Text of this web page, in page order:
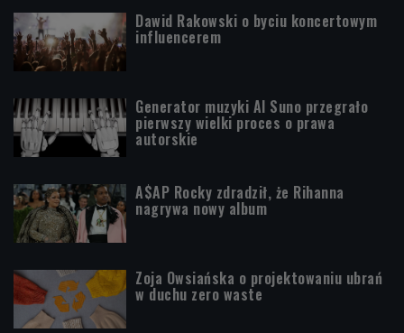
Dawid Rakowski o byciu koncertowym
influencerem
Generator muzyki AI Suno przegrało
pierwszy wielki proces o prawa
autorskie
A$AP Rocky zdradził, że Rihanna
nagrywa nowy album
Zoja Owsiańska o projektowaniu ubrań
w duchu zero waste